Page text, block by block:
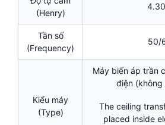
(Henry)
Tần số
(Frequency)
50/
Kiểu máy
(Type)
Máy biến áp trần
điện
The ceiling
placed inside